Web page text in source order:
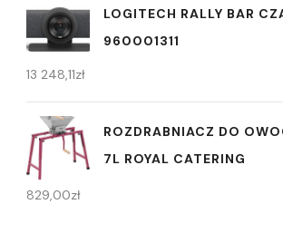
LOGITECH RALLY BAR
960001311
13 248,11zł
ROZDRABNIACZ DO
7L ROYAL CATERING
829,00zł